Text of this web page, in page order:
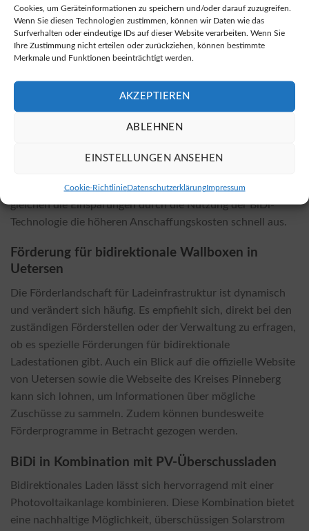
Cookies, um Geräteinformationen zu speichern und/oder darauf zuzugreifen.
Wenn Sie diesen Technologien zustimmen, können wir Daten wie das
Surfverhalten oder eindeutige IDs auf dieser Website verarbeiten. Wenn Sie
Ihre Zustimmung nicht erteilen oder zurückziehen, können bestimmte
Merkmale und Funktionen beeinträchtigt werden.
AKZEPTIEREN
ABLEHNEN
EINSTELLUNGEN ANSEHEN
Cookie-RichtlinieDatenschutzerklärungImpressum
Website haben Sie die Möglichkeit, direkt bidirektionale
Wallboxen zu kaufen.
Kosten und Einflussfaktoren der Installation
Die Kosten für die Installation werden durch das gewählte
Wallbox-Modell und die örtlichen Gegebenheiten
Genehmigungen spielen eine Rolle. In der Regel sind die
die einer herkömmlichen Wallbox. Doch in vielen Fällen
gleichen die Einsparungen durch die Nutzung der BiDi-
Technologie die höheren Anschaffungskosten schnell aus.
Förderung für bidirektionale Wallboxen in
Uetersen
Die Förderlandschaft für Ladeinfrastruktur ist dynamisch
und verändert sich häufig. Es empfiehlt sich, direkt bei den
zuständigen Förderstellen oder der Verwaltung zu erfragen,
ob es spezielle Förderungen für bidirektionale
Ladestationen gibt. Auch ein Blick auf die offizielle Website
von Uetersen sowie die Webseite des Kreises Pinneberg
kann sich lohnen, um Informationen über mögliche
Zuschüsse zu sammeln. Zudem können bundesweite
Förderprogramme in Betracht gezogen werden.
BiDi in Kombination mit PV-Überschussladen
Bidirektionales Laden lässt sich hervorragend mit einer
Photovoltaikanlage kombinieren. Diese Kombination bietet
eine nachhaltige Möglichkeit, überschüssigen Solarstrom